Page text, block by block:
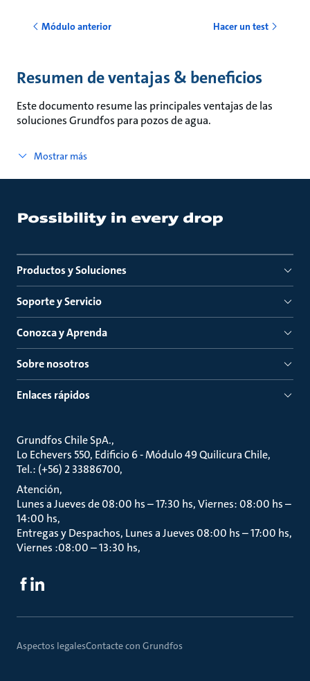
Módulo anterior Hacer un test
Resumen de ventajas & beneficios
Este documento resume las principales ventajas de las
soluciones Grundfos para pozos de agua.
Mostrar más
Productos y Soluciones
Soporte y Servicio
Conozca y Aprenda
Sobre nosotros
Enlaces rápidos
Grundfos Chile SpA.
Lo Echevers 550, Edificio 6 - Módulo 49 Quilicura Chile
Tel.: (+56) 2 33886700
Atención
Lunes a Jueves de 08:00 hs – 17:30 hs, Viernes: 08:00 hs –
14:00 hs
Entregas y Despachos, Lunes a Jueves 08:00 hs – 17:00 hs,
Viernes :08:00 – 13:30 hs
Aspectos legalesContacte con Grundfos